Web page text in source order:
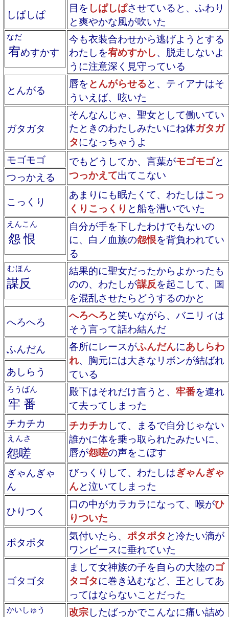
しぱしぱ 目を しぱしぱさせていると、ふわり
と爽やかな風が吹いた
宥
なだ
めすかす
今も衣装合わせから逃げようとする
わたしを宥めすかし、脱走しないよ
うに注意深く見守っている
とんがる
唇をとんがらせると、ティアナはそ
ういえば、呟いた
ガタガタ
そんなんじゃ、聖女として働いてい
たときのわたしみたいにね体ガタガ
タになっちゃうよ
モゴモゴ
でもどうしてか、言葉がモゴモゴと
つっかえて出てこない
つっかえる
こっくり
あまりにも眠たくて、わたしはこっ
くりこっくり と船を漕いでいた
怨恨
えんこん
自分が手を下したわけでもないの
に、白ノ血族の怨恨を背負われてい
る
謀反
むほん
結果的に聖女だったからよかったも
のの、わたしが謀反を起こして、国
を混乱させたらどうするのかと
へろへろ
へろへろと笑いながら、バニリィは
そう言って話わ結んだ
ふんだん
各所にレースがふんだんにあしらわ
れ、胸元には大きなリボンが結ばれ
ている
あしらう
牢番
ろうばん 殿下はそれだけ言うと、 牢番を連れ
て去ってしまった
チカチカ
チカチカ して、まるで自分じゃない
誰かに体を乗っ取られたみたいに、
唇が怨嗟の声をこぼす
怨嗟
えんさ
ぎゃんぎゃ
ん
びっくりして、わたしはぎゃんぎゃ
んと泣いてしまった
ひりつく
口の中がカラカラになって、喉がひ
りついた
ポタポタ 気付いたら、 ポタポタと冷たい滴が
ワンピースに垂れていた
ゴタゴタ
まして女神族の子を自らの大陸のゴ
タゴタに巻き込むなど、王としてあ
ってはならないことだった
かいしゅう 改宗したばっかでこんなに痛い詰め